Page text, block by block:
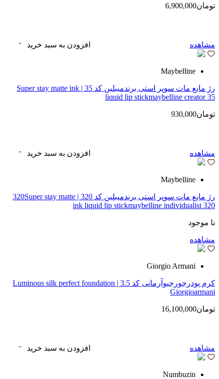
تومان6,900,000
مشاهده افزودن به سبد خرید
Maybelline
رژ مایع مات سوپر استی‌ برندمیبلین کد 35 | Super stay matte ink
liquid lip stickmaybelline creator 35
تومان930,000
مشاهده افزودن به سبد خرید
Maybelline
رژ مایع مات سوپر استی‌ برندمیبلین کد 320 | 320Super stay matte
ink liquid lip stickmaybelline individualist 320
نا موجود
مشاهده
Giorgio Armani
کرم پودرجورجیوآرمانی کد 3.5 | Luminous silk perfect foundation
Giorgioarmani
تومان16,100,000
مشاهده افزودن به سبد خرید
Numbuzin